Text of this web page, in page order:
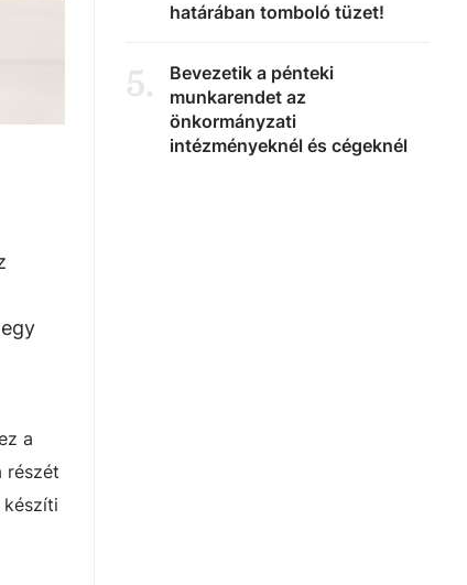
a
részét
határában tomboló tüzet!
5.
Bevezetik a pénteki
munkarendet az
önkormányzati
intézményeknél és cégeknél